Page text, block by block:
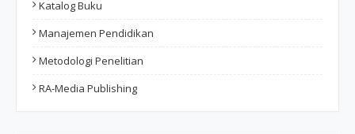
Katalog Buku
Manajemen Pendidikan
Metodologi Penelitian
RA-Media Publishing